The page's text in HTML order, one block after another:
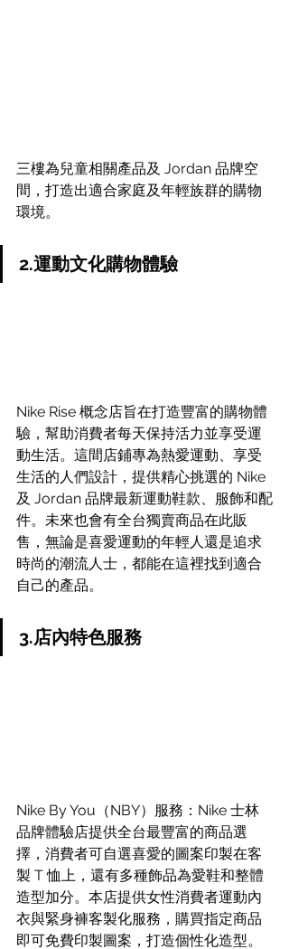
三樓為兒童相關產品及 Jordan 品牌空
間，打造出適合家庭及年輕族群的購物
環境。
2.運動文化購物體驗
Nike Rise 概念店旨在打造豐富的購物體
驗，幫助消費者每天保持活力並享受運
動生活。這間店鋪專為熱愛運動、享受
生活的人們設計，提供精心挑選的 Nike
及 Jordan 品牌最新運動鞋款、服飾和配
件。未來也會有全台獨賣商品在此販
售，無論是喜愛運動的年輕人還是追求
時尚的潮流人士，都能在這裡找到適合
自己的產品。
3.店內特色服務
Nike By You（NBY）服務：Nike 士林
品牌體驗店提供全台最豐富的商品選
擇，消費者可自選喜愛的圖案印製在客
製 T 恤上，還有多種飾品為愛鞋和整體
造型加分。本店提供女性消費者運動內
衣與緊身褲客製化服務，購買指定商品
即可免費印製圖案，打造個性化造型。